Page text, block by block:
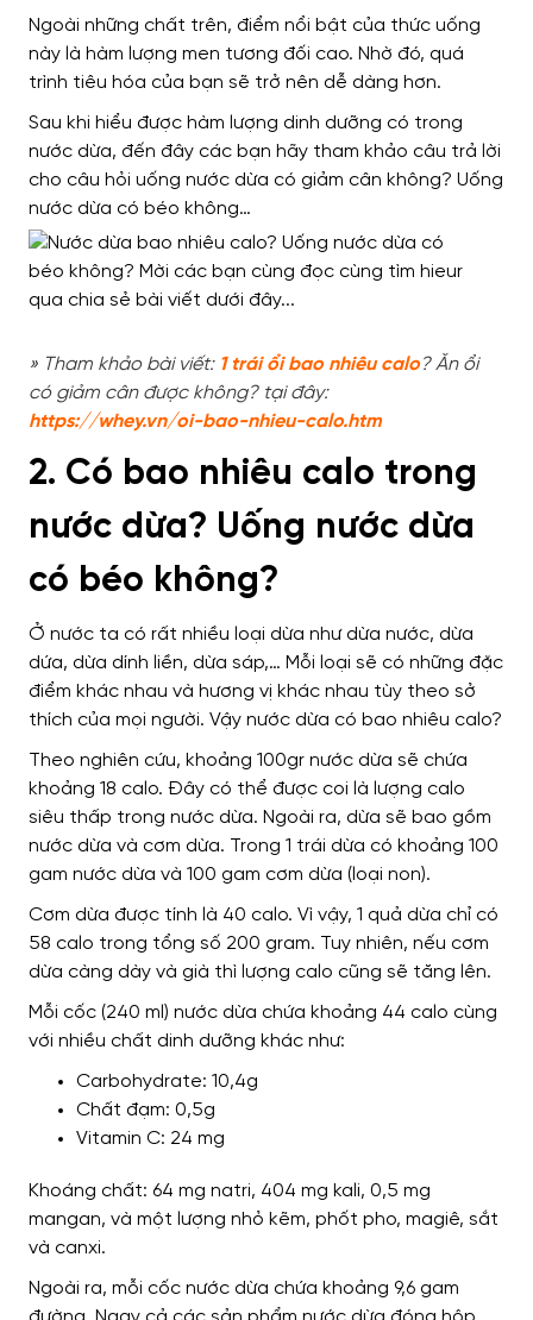
Ngoài những chất trên, điểm nổi bật của thức uống
này là hàm lượng men tương đối cao. Nhờ đó, quá
trình tiêu hóa của bạn sẽ trở nên dễ dàng hơn.
Sau khi hiểu được hàm lượng dinh dưỡng có trong
nước dừa, đến đây các bạn hãy tham khảo câu trả lời
cho câu hỏi uống nước dừa có giảm cân không? Uống
nước dừa có béo không…
» Tham khảo bài viết: 1 trái ổi bao nhiêu calo? Ăn ổi
có giảm cân được không? tại đây:
https://whey.vn/oi-bao-nhieu-calo.htm
2. Có bao nhiêu calo trong
nước dừa? Uống nước dừa
có béo không?
Ở nước ta có rất nhiều loại dừa như dừa nước, dừa
dứa, dừa dính liền, dừa sáp,… Mỗi loại sẽ có những đặc
điểm khác nhau và hương vị khác nhau tùy theo sở
thích của mọi người. Vậy nước dừa có bao nhiêu calo?
Theo nghiên cứu, khoảng 100gr nước dừa sẽ chứa
khoảng 18 calo. Đây có thể được coi là lượng calo
siêu thấp trong nước dừa. Ngoài ra, dừa sẽ bao gồm
nước dừa và cơm dừa. Trong 1 trái dừa có khoảng 100
gam nước dừa và 100 gam cơm dừa (loại non).
Cơm dừa được tính là 40 calo. Vì vậy, 1 quả dừa chỉ có
58 calo trong tổng số 200 gram. Tuy nhiên, nếu cơm
dừa càng dày và già thì lượng calo cũng sẽ tăng lên.
Mỗi cốc (240 ml) nước dừa chứa khoảng 44 calo cùng
với nhiều chất dinh dưỡng khác như:
Carbohydrate: 10,4g
Chất đạm: 0,5g
Vitamin C: 24 mg
Khoáng chất: 64 mg natri, 404 mg kali, 0,5 mg
mangan, và một lượng nhỏ kẽm, phốt pho, magiê, sắt
và canxi.
Ngoài ra, mỗi cốc nước dừa chứa khoảng 9,6 gam